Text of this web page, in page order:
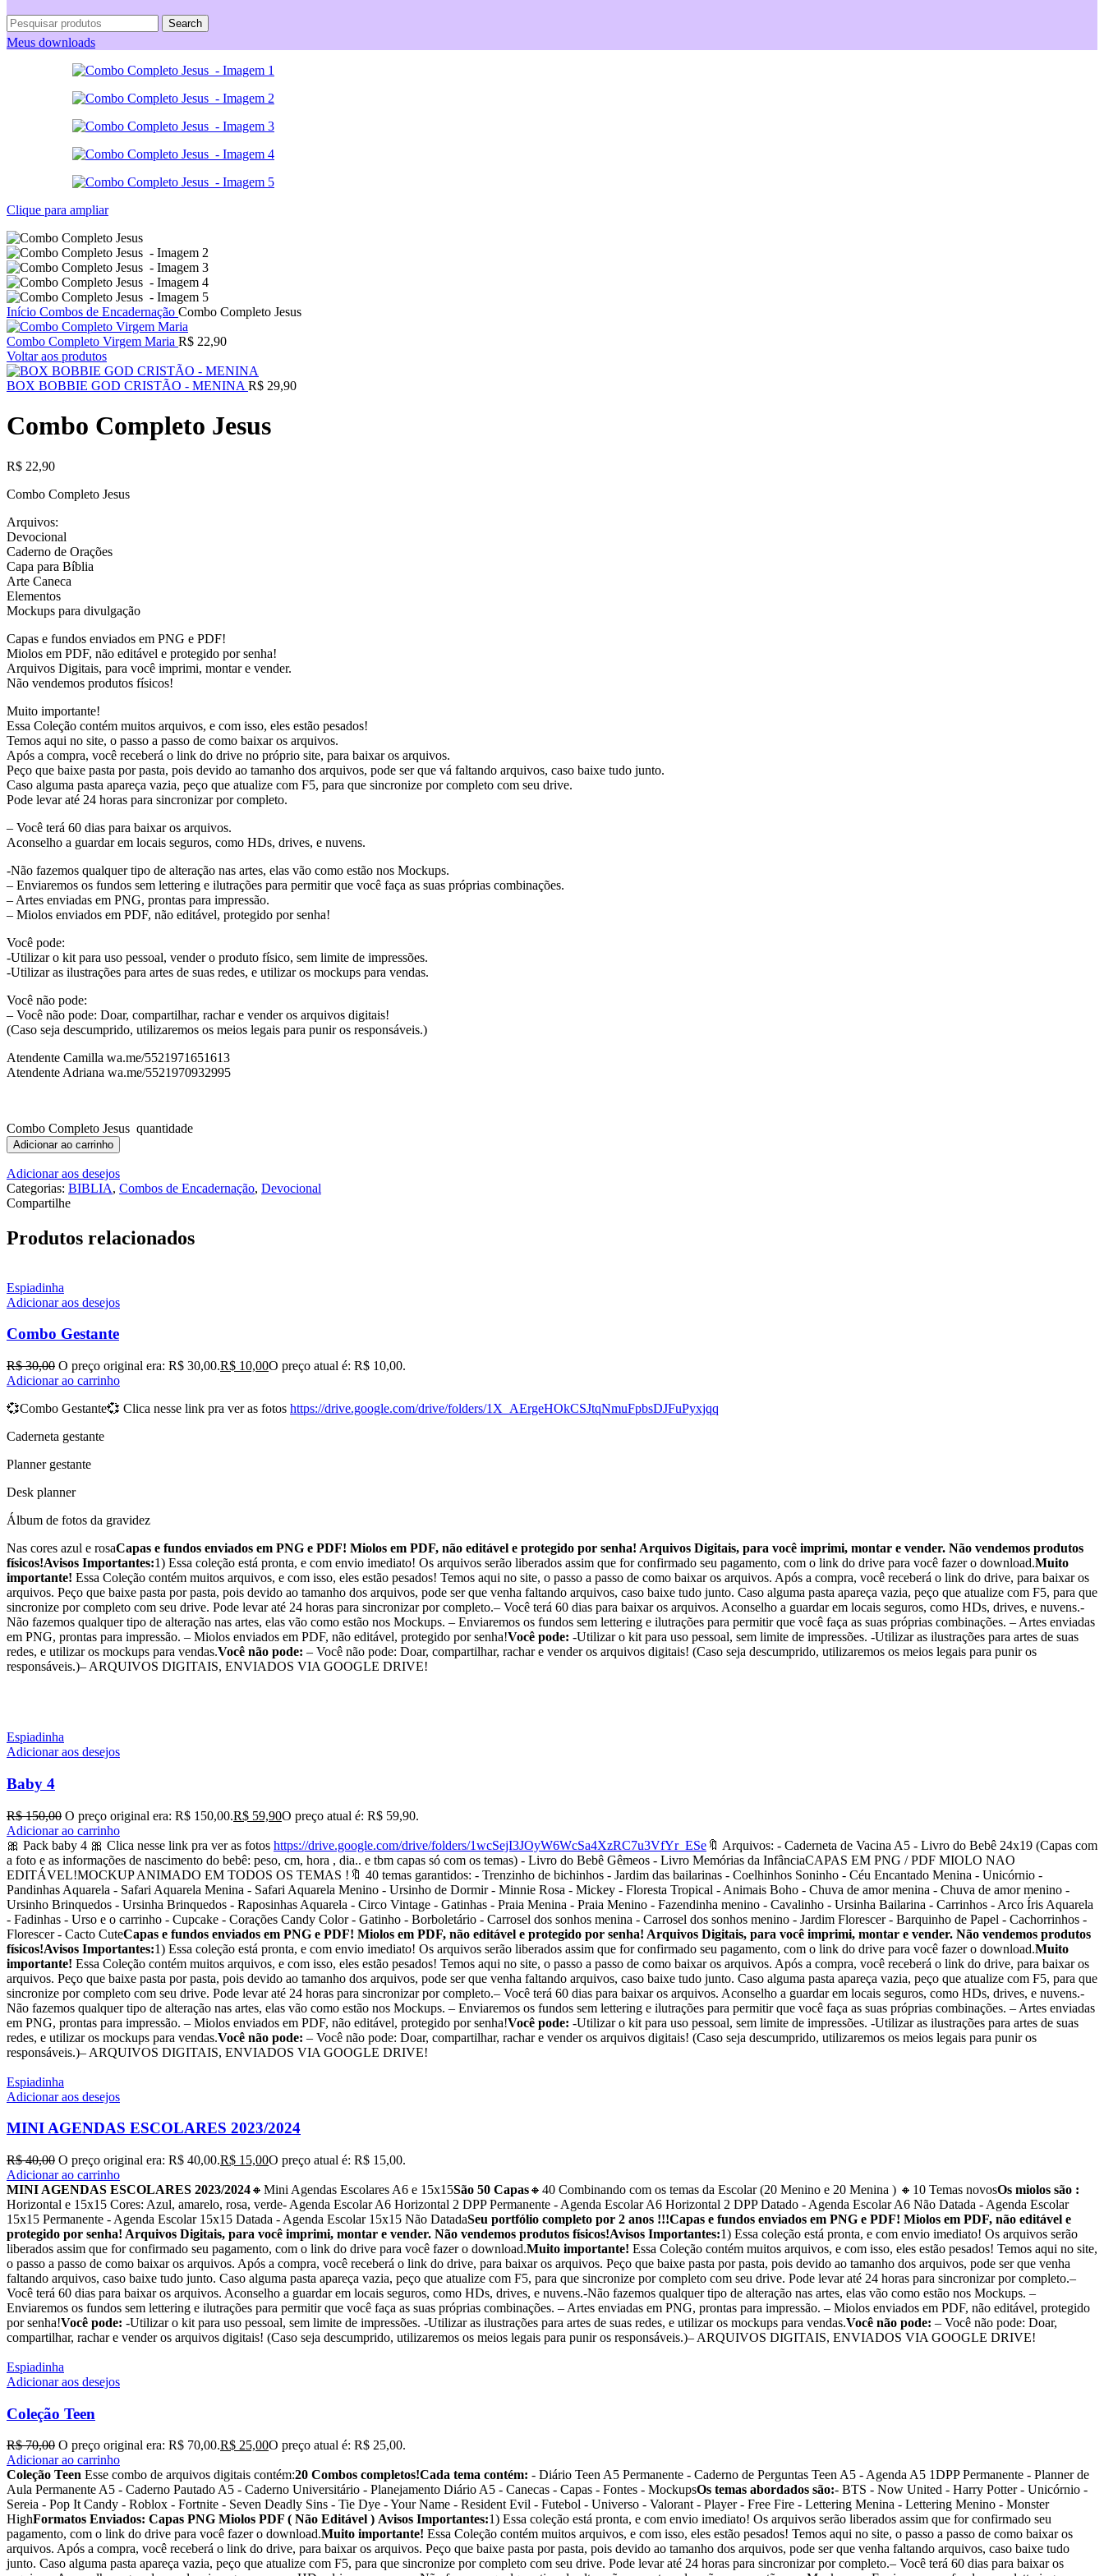
Search
Meus downloads
Clique para ampliar
Início Combos de Encadernação Combo Completo Jesus
Combo Completo Virgem Maria R$ 22,90
Voltar aos produtos
BOX BOBBIE GOD CRISTÃO - MENINA R$ 29,90
Combo Completo Jesus
R$ 22,90
Combo Completo Jesus
Arquivos:
Devocional
Caderno de Orações
Capa para Bíblia
Arte Caneca
Elementos
Mockups para divulgação
Capas e fundos enviados em PNG e PDF!
Miolos em PDF, não editável e protegido por senha!
Arquivos Digitais, para você imprimi, montar e vender.
Não vendemos produtos físicos!
Muito importante!
Essa Coleção contém muitos arquivos, e com isso, eles estão pesados!
Temos aqui no site, o passo a passo de como baixar os arquivos.
Após a compra, você receberá o link do drive no próprio site, para baixar os arquivos.
Peço que baixe pasta por pasta, pois devido ao tamanho dos arquivos, pode ser que vá faltando arquivos, caso baixe tudo junto.
Caso alguma pasta apareça vazia, peço que atualize com F5, para que sincronize por completo com seu drive.
Pode levar até 24 horas para sincronizar por completo.
– Você terá 60 dias para baixar os arquivos.
Aconselho a guardar em locais seguros, como HDs, drives, e nuvens.
-Não fazemos qualquer tipo de alteração nas artes, elas vão como estão nos Mockups.
– Enviaremos os fundos sem lettering e ilutrações para permitir que você faça as suas próprias combinações.
– Artes enviadas em PNG, prontas para impressão.
– Miolos enviados em PDF, não editável, protegido por senha!
Você pode:
-Utilizar o kit para uso pessoal, vender o produto físico, sem limite de impressões.
-Utilizar as ilustrações para artes de suas redes, e utilizar os mockups para vendas.
Você não pode:
– Você não pode: Doar, compartilhar, rachar e vender os arquivos digitais!
(Caso seja descumprido, utilizaremos os meios legais para punir os responsáveis.)
Atendente Camilla wa.me/5521971651613
Atendente Adriana wa.me/5521970932995
Combo Completo Jesus quantidade
Adicionar ao carrinho
Adicionar aos desejos
Categorias: BIBLIA, Combos de Encadernação, Devocional
Compartilhe
Produtos relacionados
Espiadinha
Adicionar aos desejos
Combo Gestante
R$30,00 O preço original era: R$ 30,00.R$ 10,00O preço atual é: R$ 10,00.
Adicionar ao carrinho
💞Combo Gestante💞 Clica nesse link pra ver as fotos https://drive.google.com/drive/folders/1X_AErgeHOkCSJtqNmuFpbsDJFuPyxjqq
Caderneta gestante
Planner gestante
Desk planner
Álbum de fotos da gravidez
Nas cores azul e rosaCapas e fundos enviados em PNG e PDF! Miolos em PDF, não editável e protegido por senha! Arquivos Digitais, para você imprimi, montar e vender. Não vendemos produtos
físicos!Avisos Importantes:1) Essa coleção está pronta, e com envio imediato! Os arquivos serão liberados assim que for confirmado seu pagamento, com o link do drive para você fazer o download.Muito
importante! Essa Coleção contém muitos arquivos, e com isso, eles estão pesados! Temos aqui no site, o passo a passo de como baixar os arquivos. Após a compra, você receberá o link do drive, para baixar os
arquivos. Peço que baixe pasta por pasta, pois devido ao tamanho dos arquivos, pode ser que venha faltando arquivos, caso baixe tudo junto. Caso alguma pasta apareça vazia, peço que atualize com F5, para que
sincronize por completo com seu drive. Pode levar até 24 horas para sincronizar por completo.– Você terá 60 dias para baixar os arquivos. Aconselho a guardar em locais seguros, como HDs, drives, e nuvens.-
Não fazemos qualquer tipo de alteração nas artes, elas vão como estão nos Mockups. – Enviaremos os fundos sem lettering e ilutrações para permitir que você faça as suas próprias combinações. – Artes enviadas
em PNG, prontas para impressão. – Miolos enviados em PDF, não editável, protegido por senha!Você pode: -Utilizar o kit para uso pessoal, sem limite de impressões. -Utilizar as ilustrações para artes de suas
redes, e utilizar os mockups para vendas.Você não pode: – Você não pode: Doar, compartilhar, rachar e vender os arquivos digitais! (Caso seja descumprido, utilizaremos os meios legais para punir os
responsáveis.)– ARQUIVOS DIGITAIS, ENVIADOS VIA GOOGLE DRIVE!
Espiadinha
Adicionar aos desejos
Baby 4
R$150,00 O preço original era: R$ 150,00.R$ 59,90O preço atual é: R$ 59,90.
Adicionar ao carrinho
🎀 Pack baby 4 🎀 Clica nesse link pra ver as fotos https://drive.google.com/drive/folders/1wcSejI3JOyW6WcSa4XzRC7u3VfYr_ESe 🔖 Arquivos: - Caderneta de Vacina A5 - Livro do Bebê 24x19 (Capas com
a foto e as informações de nascimento do bebê: peso, cm, hora , dia.. e tbm capas só com os temas) - Livro do Bebê Gêmeos - Livro Memórias da InfânciaCAPAS EM PNG / PDF MIOLO NAO
EDITÁVEL!MOCKUP ANIMADO EM TODOS OS TEMAS !🔖 40 temas garantidos: - Trenzinho de bichinhos - Jardim das bailarinas - Coelhinhos Soninho - Céu Encantado Menina - Unicórnio -
Pandinhas Aquarela - Safari Aquarela Menina - Safari Aquarela Menino - Ursinho de Dormir - Minnie Rosa - Mickey - Floresta Tropical - Animais Boho - Chuva de amor menina - Chuva de amor menino -
Ursinho Brinquedos - Ursinha Brinquedos - Raposinhas Aquarela - Circo Vintage - Gatinhas - Praia Menina - Praia Menino - Fazendinha menino - Cavalinho - Ursinha Bailarina - Carrinhos - Arco Íris Aquarela
- Fadinhas - Urso e o carrinho - Cupcake - Corações Candy Color - Gatinho - Borboletário - Carrosel dos sonhos menina - Carrosel dos sonhos menino - Jardim Florescer - Barquinho de Papel - Cachorrinhos -
Florescer - Cacto CuteCapas e fundos enviados em PNG e PDF! Miolos em PDF, não editável e protegido por senha! Arquivos Digitais, para você imprimi, montar e vender. Não vendemos produtos
físicos!Avisos Importantes:1) Essa coleção está pronta, e com envio imediato! Os arquivos serão liberados assim que for confirmado seu pagamento, com o link do drive para você fazer o download.Muito
importante! Essa Coleção contém muitos arquivos, e com isso, eles estão pesados! Temos aqui no site, o passo a passo de como baixar os arquivos. Após a compra, você receberá o link do drive, para baixar os
arquivos. Peço que baixe pasta por pasta, pois devido ao tamanho dos arquivos, pode ser que venha faltando arquivos, caso baixe tudo junto. Caso alguma pasta apareça vazia, peço que atualize com F5, para que
sincronize por completo com seu drive. Pode levar até 24 horas para sincronizar por completo.– Você terá 60 dias para baixar os arquivos. Aconselho a guardar em locais seguros, como HDs, drives, e nuvens.-
Não fazemos qualquer tipo de alteração nas artes, elas vão como estão nos Mockups. – Enviaremos os fundos sem lettering e ilutrações para permitir que você faça as suas próprias combinações. – Artes enviadas
em PNG, prontas para impressão. – Miolos enviados em PDF, não editável, protegido por senha!Você pode: -Utilizar o kit para uso pessoal, sem limite de impressões. -Utilizar as ilustrações para artes de suas
redes, e utilizar os mockups para vendas.Você não pode: – Você não pode: Doar, compartilhar, rachar e vender os arquivos digitais! (Caso seja descumprido, utilizaremos os meios legais para punir os
responsáveis.)– ARQUIVOS DIGITAIS, ENVIADOS VIA GOOGLE DRIVE!
Espiadinha
Adicionar aos desejos
MINI AGENDAS ESCOLARES 2023/2024
R$40,00 O preço original era: R$ 40,00.R$ 15,00O preço atual é: R$ 15,00.
Adicionar ao carrinho
MINI AGENDAS ESCOLARES 2023/2024🔸Mini Agendas Escolares A6 e 15x15São 50 Capas🔸40 Combinando com os temas da Escolar (20 Menino e 20 Menina ) 🔸10 Temas novosOs miolos são :
Horizontal e 15x15 Cores: Azul, amarelo, rosa, verde- Agenda Escolar A6 Horizontal 2 DPP Permanente - Agenda Escolar A6 Horizontal 2 DPP Datado - Agenda Escolar A6 Não Datada - Agenda Escolar
15x15 Permanente - Agenda Escolar 15x15 Datada - Agenda Escolar 15x15 Não DatadaSeu portfólio completo por 2 anos !!!Capas e fundos enviados em PNG e PDF! Miolos em PDF, não editável e
protegido por senha! Arquivos Digitais, para você imprimi, montar e vender. Não vendemos produtos físicos!Avisos Importantes:1) Essa coleção está pronta, e com envio imediato! Os arquivos serão
liberados assim que for confirmado seu pagamento, com o link do drive para você fazer o download.Muito importante! Essa Coleção contém muitos arquivos, e com isso, eles estão pesados! Temos aqui no site,
o passo a passo de como baixar os arquivos. Após a compra, você receberá o link do drive, para baixar os arquivos. Peço que baixe pasta por pasta, pois devido ao tamanho dos arquivos, pode ser que venha
faltando arquivos, caso baixe tudo junto. Caso alguma pasta apareça vazia, peço que atualize com F5, para que sincronize por completo com seu drive. Pode levar até 24 horas para sincronizar por completo.–
Você terá 60 dias para baixar os arquivos. Aconselho a guardar em locais seguros, como HDs, drives, e nuvens.-Não fazemos qualquer tipo de alteração nas artes, elas vão como estão nos Mockups. –
Enviaremos os fundos sem lettering e ilutrações para permitir que você faça as suas próprias combinações. – Artes enviadas em PNG, prontas para impressão. – Miolos enviados em PDF, não editável, protegido
por senha!Você pode: -Utilizar o kit para uso pessoal, sem limite de impressões. -Utilizar as ilustrações para artes de suas redes, e utilizar os mockups para vendas.Você não pode: – Você não pode: Doar,
compartilhar, rachar e vender os arquivos digitais! (Caso seja descumprido, utilizaremos os meios legais para punir os responsáveis.)– ARQUIVOS DIGITAIS, ENVIADOS VIA GOOGLE DRIVE!
Espiadinha
Adicionar aos desejos
Coleção Teen
R$70,00 O preço original era: R$ 70,00.R$ 25,00O preço atual é: R$ 25,00.
Adicionar ao carrinho
Coleção Teen Esse combo de arquivos digitais contém:20 Combos completos!Cada tema contém: - Diário Teen A5 Permanente - Caderno de Perguntas Teen A5 - Agenda A5 1DPP Permanente - Planner de
Aula Permanente A5 - Caderno Pautado A5 - Caderno Universitário - Planejamento Diário A5 - Canecas - Capas - Fontes - MockupsOs temas abordados são:- BTS - Now United - Harry Potter - Unicórnio -
Sereia - Pop It Candy - Roblox - Fortnite - Seven Deadly Sins - Tie Dye - Your Name - Resident Evil - Futebol - Universo - Valorant - Player - Free Fire - Lettering Menina - Lettering Menino - Monster
HighFormatos Enviados: Capas PNG Miolos PDF ( Não Editável ) Avisos Importantes:1) Essa coleção está pronta, e com envio imediato! Os arquivos serão liberados assim que for confirmado seu
pagamento, com o link do drive para você fazer o download.Muito importante! Essa Coleção contém muitos arquivos, e com isso, eles estão pesados! Temos aqui no site, o passo a passo de como baixar os
arquivos. Após a compra, você receberá o link do drive, para baixar os arquivos. Peço que baixe pasta por pasta, pois devido ao tamanho dos arquivos, pode ser que venha faltando arquivos, caso baixe tudo
junto. Caso alguma pasta apareça vazia, peço que atualize com F5, para que sincronize por completo com seu drive. Pode levar até 24 horas para sincronizar por completo.– Você terá 60 dias para baixar os